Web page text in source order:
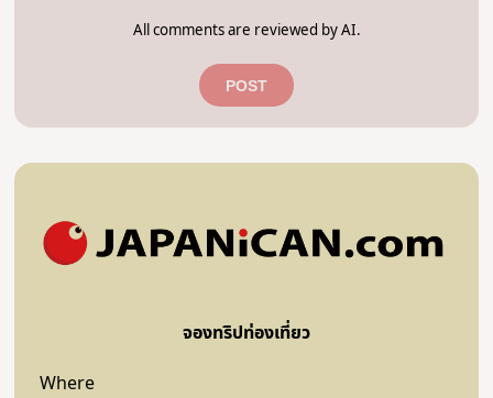
All comments are reviewed by AI.
POST
จองทริปท่องเที่ยว
Where